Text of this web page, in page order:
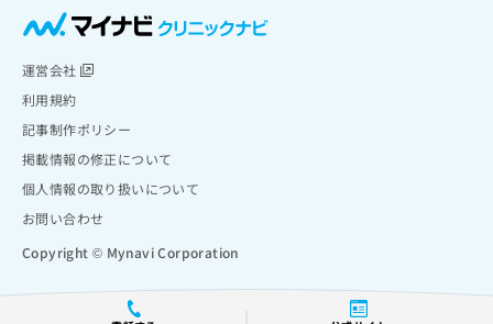
運営会社
利用規約
記事制作ポリシー
掲載情報の修正について
個人情報の取り扱いについて
お問い合わせ
Copyright © Mynavi Corporation